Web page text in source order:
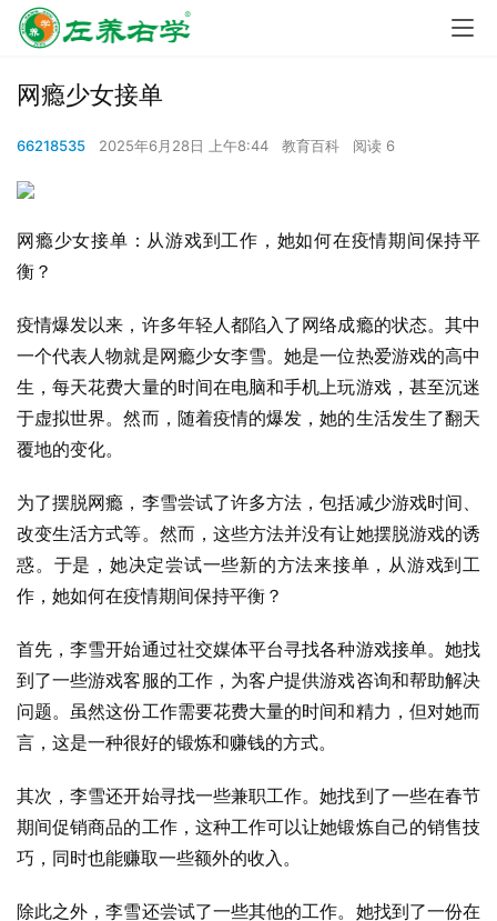
网瘾少女接单
66218535 2025年6月28日 上午8:44 教育百科 阅读 6
网瘾少女接单：从游戏到工作，她如何在疫情期间保持平
衡？
疫情爆发以来，许多年轻人都陷入了网络成瘾的状态。其中
一个代表人物就是网瘾少女李雪。她是一位热爱游戏的高中
生，每天花费大量的时间在电脑和手机上玩游戏，甚至沉迷
于虚拟世界。然而，随着疫情的爆发，她的生活发生了翻天
覆地的变化。
为了摆脱网瘾，李雪尝试了许多方法，包括减少游戏时间、
改变生活方式等。然而，这些方法并没有让她摆脱游戏的诱
惑。于是，她决定尝试一些新的方法来接单，从游戏到工
作，她如何在疫情期间保持平衡？
首先，李雪开始通过社交媒体平台寻找各种游戏接单。她找
到了一些游戏客服的工作，为客户提供游戏咨询和帮助解决
问题。虽然这份工作需要花费大量的时间和精力，但对她而
言，这是一种很好的锻炼和赚钱的方式。
其次，李雪还开始寻找一些兼职工作。她找到了一些在春节
期间促销商品的工作，这种工作可以让她锻炼自己的销售技
巧，同时也能赚取一些额外的收入。
除此之外，李雪还尝试了一些其他的工作。她找到了一份在